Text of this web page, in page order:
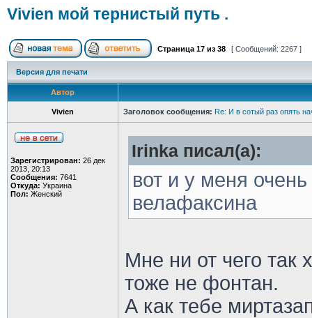
Vivien мой тернистый путь .
Страница 17из 38 [ Сообщений: 2267 ]
Версия для печати
Автор
Vivien Заголовок сообщения: Re: И в сотый раз опять
Зарегистрирован: 26 дек
2013, 20:13
Сообщения: 7641
Откуда: Украина
Пол: Женский
Irinka писал(а):
вот и у меня
велафаксина
Мне ни от чего так
тоже не фонтан.
А как тебе